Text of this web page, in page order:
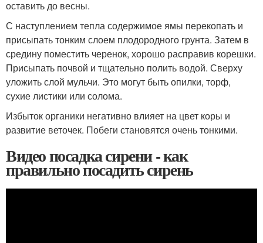
оставить до весны.
С наступлением тепла содержимое ямы перекопать и
присыпать тонким слоем плодородного грунта. Затем в
средину поместить черенок, хорошо расправив корешки.
Присыпать почвой и тщательно полить водой. Сверху
уложить слой мульчи. Это могут быть опилки, торф,
сухие листики или солома.
Избыток органики негативно влияет на цвет коры и
развитие веточек. Побеги становятся очень тонкими.
Видео посадка сирени - как
правильно посадить сирень